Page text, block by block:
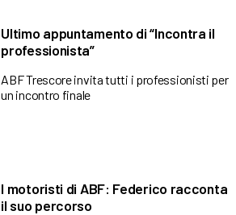
Ultimo appuntamento di “Incontra il
professionista”
ABF Trescore invita tutti i professionisti per
un incontro finale
I motoristi di ABF: Federico racconta
il suo percorso